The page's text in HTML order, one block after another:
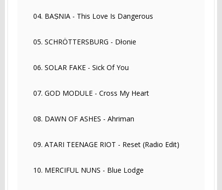
04. BAṢNIA - This Love Is Dangerous
05. SCHRÖTTERSBURG - Dłonie
06. SOLAR FAKE - Sick Of You
07. GOD MODULE - Cross My Heart
08. DAWN OF ASHES - Ahriman
09. ATARI TEENAGE RIOT - Reset (Radio Edit)
10. MERCIFUL NUNS - Blue Lodge